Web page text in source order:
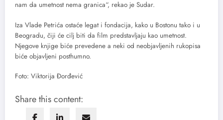
nam da umetnost nema granica“, rekao je Sudar.
Iza Vlade Petrića ostaće legat i fondacija, kako u Bostonu tako i u
Beogradu, čiji će cilj biti da film predstavljaju kao umetnost.
Njegove knjige biće prevedene a neki od neobjavljenih rukopisa
biće objavljeni posthumno.
Foto: Viktorija Đorđević
Share this content: